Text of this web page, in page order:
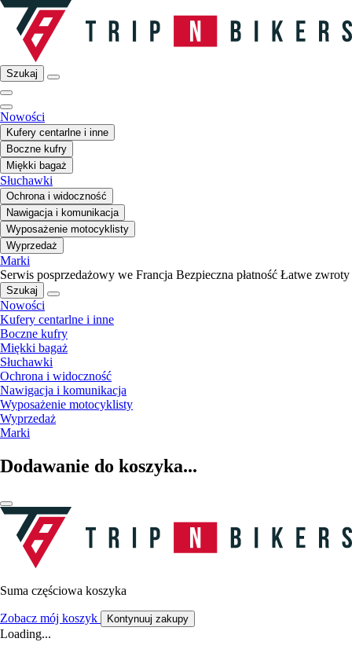
Szukaj
Nowości
Kufery centarlne i inne
Boczne kufry
Miękki bagaż
Słuchawki
Ochrona i widoczność
Nawigacja i komunikacja
Wyposażenie motocyklisty
Wyprzedaż
Marki
Serwis posprzedażowy we Francja Bezpieczna płatność Łatwe zwroty
Szukaj
Nowości
Kufery centarlne i inne
Boczne kufry
Miękki bagaż
Słuchawki
Ochrona i widoczność
Nawigacja i komunikacja
Wyposażenie motocyklisty
Wyprzedaż
Marki
Dodawanie do koszyka...
Suma częściowa koszyka
Zobacz mój koszyk Kontynuuj zakupy
Loading...